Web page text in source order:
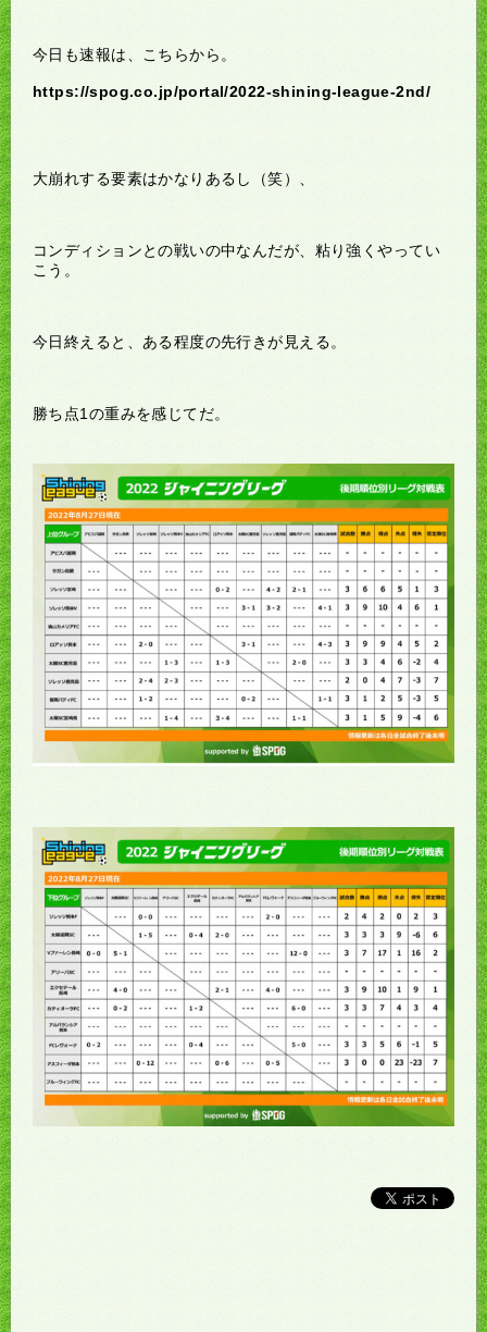
今日も速報は、こちらから。
https://spog.co.jp/portal/2022-shining-league-2nd/
大崩れする要素はかなりあるし（笑）、
コンディションとの戦いの中なんだが、粘り強くやってい
こう。
今日終えると、ある程度の先行きが見える。
勝ち点1の重みを感じてだ。